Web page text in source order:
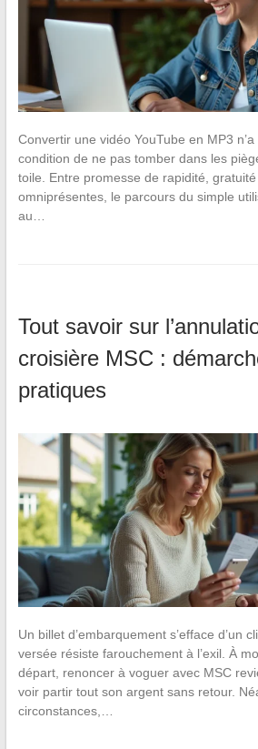
Convertir une vidéo YouTube en MP3
condition de ne pas tomber dans les
toile. Entre promesse de rapidité,
omniprésentes, le parcours du simple
au…
Tout savoir sur
croisière MSC :
pratiques
Un billet d’embarquement s’efface d’un
versée résiste farouchement à l’exil. À
départ, renoncer à voguer avec MSC
voir partir tout son argent sans retour.
circonstances,…